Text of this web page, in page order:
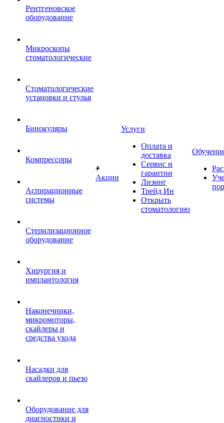
Рентгеновское
оборудование
Микроскопы
стоматологические
Стоматологические
установки и стулья
Бинокуляры
Компрессоры
Аспирационные
системы
Стерилизационное
оборудование
Хирургия и
имплантология
Наконечники,
микромоторы,
скайлеры и
средства ухода
Насадки для
скайлеров и пьезо
Оборудование для
диагностики и
Акции
Услуги
Оплата и
доставка
Сервис и
гарантии
Лизинг
Трейд Ин
Открыть
стоматологию